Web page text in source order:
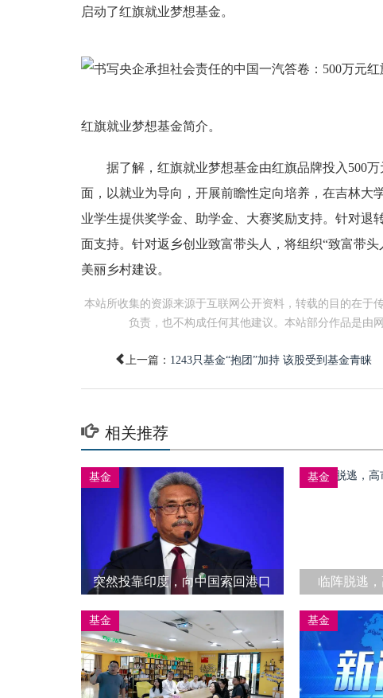
启动了红旗就业梦想基金。
红旗就业梦想基金简介。
据了解，红旗就业梦想基金由红旗品牌投入500万
面，以就业为导向，开展前瞻性定向培养，在吉林大
业学生提供奖学金、助学金、大赛奖励支持。针对
面支持。针对返乡创业致富带头人，将组织“致富带
美丽乡村建设。
本站所收集的资源来源于互联网公开资料，转载的目的在于
负责，也不构成任何其他建议。本站部分作品是由
上一篇： 1243只基金“抱团”加持 该股受到基金青睐
相关推荐
基金
突然投靠印度，向中国索回港口
不能少！
基金
临阵脱逃
基金 基金